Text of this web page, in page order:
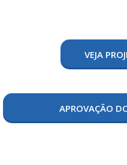
VEJA
APROVAÇÃO